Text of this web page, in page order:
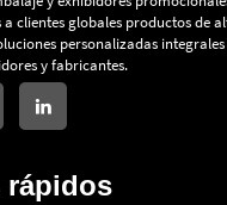
clientes globales productos de
personalizadas
y fabricantes.
rápidos